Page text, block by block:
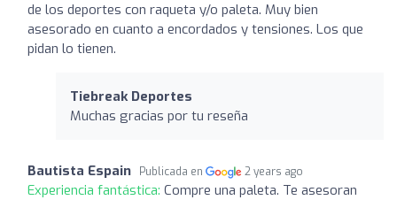
de los deportes con raqueta y/o paleta. Muy bien
asesorado en cuanto a encordados y tensiones. Los que
pidan lo tienen.
Tiebreak Deportes
Muchas gracias por tu reseña
Bautista Espain Publicada en 2 years ago
Experiencia fantástica: Compre una paleta. Te asesoran